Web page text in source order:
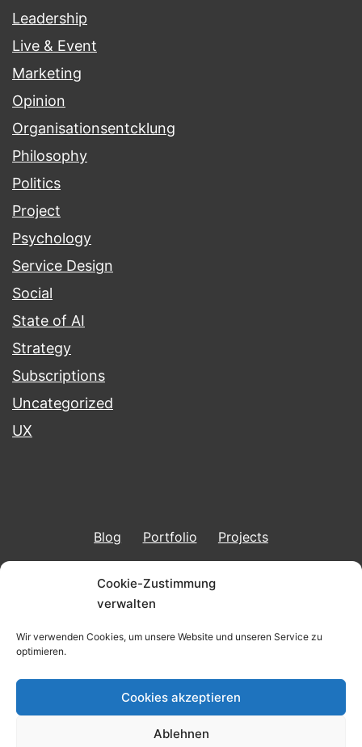
Cookie-Zustimmung
verwalten
Wir verwenden Cookies, um unsere Website und unseren Service zu
optimieren.
Cookies akzeptieren
Ablehnen
Leadership
Live & Event
Marketing
Opinion
Organisationsentcklung
Philosophy
Politics
Project
Psychology
Service Design
Social
State of AI
Strategy
Subscriptions
Uncategorized
UX
Blog Portfolio Projects
Imprint & Data Protection
BERND KUNKEL
Imprint & Data Protection
Stolz präsentiert vonWordPress